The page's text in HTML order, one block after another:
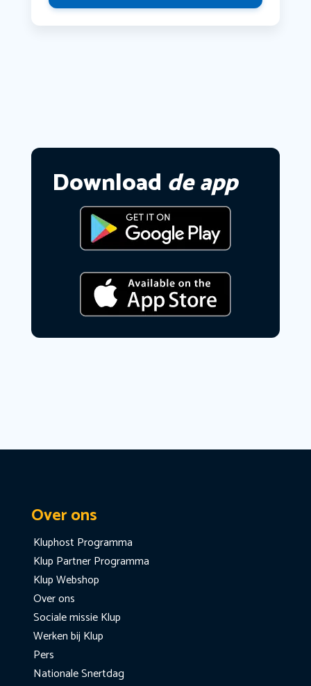
Download de app
Over ons
Kluphost Programma
Klup Partner Programma
Klup Webshop
Over ons
Sociale missie Klup
Werken bij Klup
Pers
Nationale Snertdag